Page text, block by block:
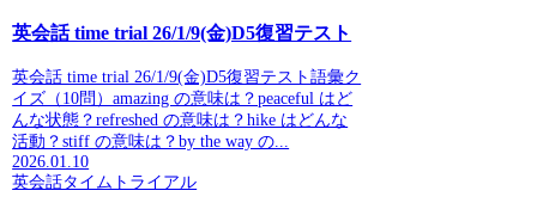
英会話 time trial 26/1/9(金)D5復習テスト
英会話 time trial 26/1/9(金)D5復習テスト語彙ク
イズ（10問）amazing の意味は？peaceful はど
んな状態？refreshed の意味は？hike はどんな
活動？stiff の意味は？by the way の...
2026.01.10
英会話タイムトライアル